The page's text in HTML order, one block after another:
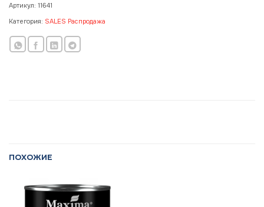
Артикул: 11641
Категория: SALES Распродажа
ПОХОЖИЕ